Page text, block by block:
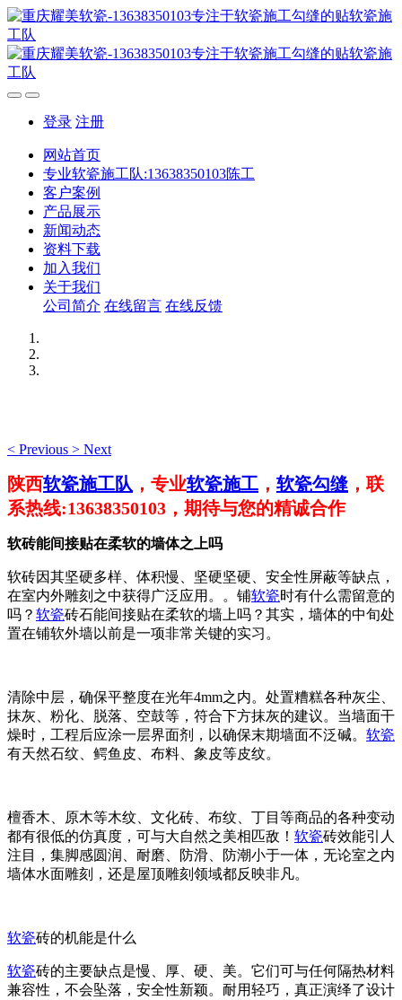
登录 注册
网站首页
专业软瓷施工队:13638350103陈工
客户案例
产品展示
新闻动态
资料下载
加入我们
关于我们
公司简介 在线留言 在线反馈
< Previous > Next
陕西软瓷施工队 ，专业软瓷施工 ， 软瓷勾缝 ，联
系热线:13638350103，期待与您的精诚合作
软砖能间接贴在柔软的墙体之上吗
软砖因其坚硬多样、体积慢、坚硬坚硬、安全性屏蔽等缺点，
在室内外雕刻之中获得广泛应用。。铺软瓷时有什么需留意的
吗？ 软瓷砖石能间接贴在柔软的墙上吗？其实，墙体的中旬处
置在铺软外墙以前是一项非常关键的实习。
清除中层，确保平整度在光年4mm之内。处置糟糕各种灰尘、
抹灰、粉化、脱落、空鼓等，符合下方抹灰的建议。当墙面干
燥时，工程后应涂一层界面剂，以确保末期墙面不泛碱。 软瓷
有天然石纹、鳄鱼皮、布料、象皮等皮纹。
檀香木、原木等木纹、文化砖、布纹、丁目等商品的各种变动
都有很低的仿真度，可与大自然之美相匹敌！ 软瓷砖效能引人
注目，集脚感圆润、耐磨、防滑、防潮小于一体，无论室之内
墙体水面雕刻，还是屋顶雕刻领域都反映非凡。
软瓷砖的机能是什么
软瓷砖的主要缺点是慢、厚、硬、美。它们可与任何隔热材料
兼容性，不会坠落，安全性新颖。耐用轻巧，真正演绎了设计